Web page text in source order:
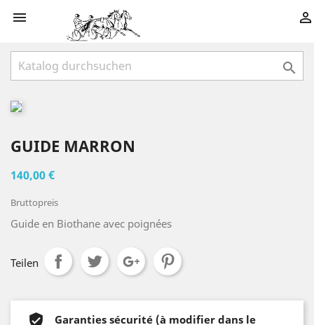
 

GUIDE MARRON
140,00 €
Bruttopreis
Guide en Biothane avec poignées
Teilen
Garanties sécurité (à modifier dans le